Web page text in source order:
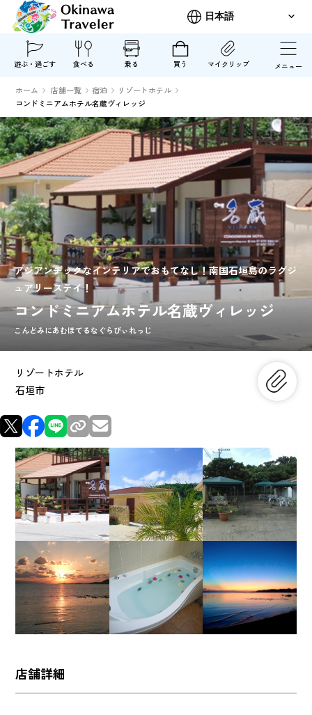
遊ぶ・過ごす 食べる 乗る 買う マイクリップ メニュー
ホーム 店舗一覧 宿泊
リゾートホテル
コンドミニアムホテル名蔵ヴィレッジ
アジアンチックなインテリアでおもてなし！南国石垣島のラグジ
ュアリーステイ！
コンドミニアムホテル名蔵ヴィレッジ
こんどみにあむほてるなぐらびぃれっじ
リゾートホテル
石垣市
店舗詳細